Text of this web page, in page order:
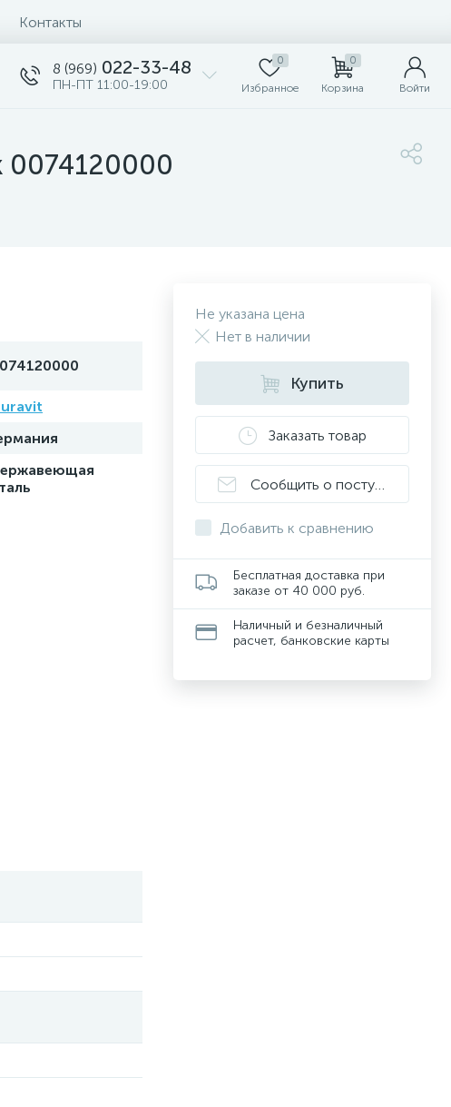
Контакты
8 (969) 022-33-48
ПН-ПТ 11:00-19:00
0
Избранное
0
Корзина Войти
0074120000
Не указана цена
Нет в наличии
Купить
Заказать товар
Сообщить о поступлении
Добавить к сравнению
Бесплатная доставка при
заказе от 40 000 руб.
Наличный и безналичный
расчет, банковские карты